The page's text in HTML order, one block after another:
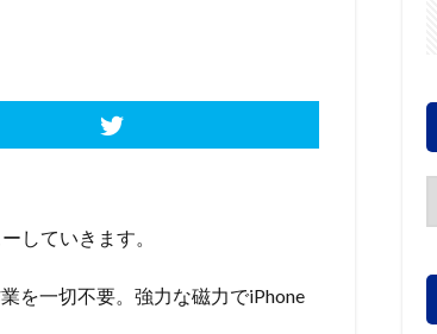
していきます。
を一切不要。強力な磁力でiPhone